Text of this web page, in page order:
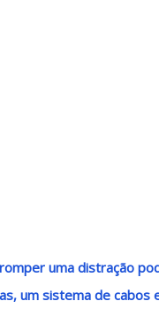
uma distração
um sistema de